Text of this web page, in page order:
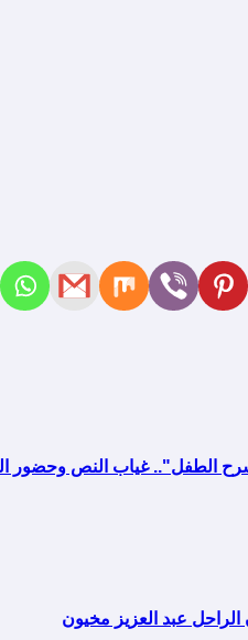
الطفل".. غياب النص وحضور
الراحل عبد العزيز مخيون